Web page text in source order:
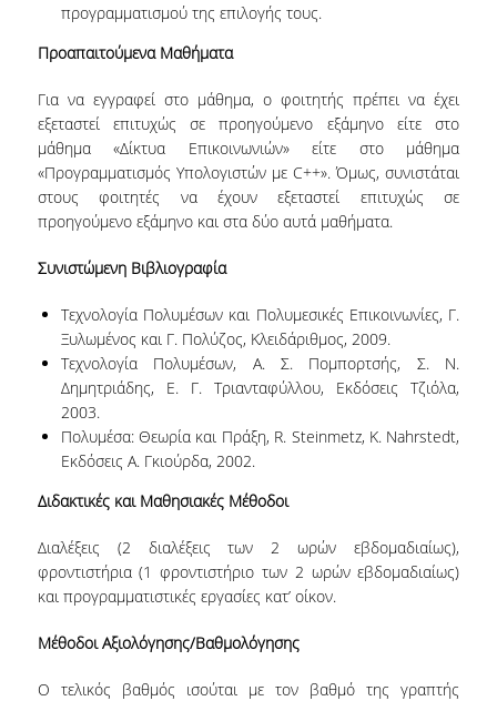
ΠΜΣ ΣΤΗΝ ΑΝΑΠΤΥΞΗ ΚΑΙ ΑΣΦΑΛΕΙΑ
ΠΛΗΡΟΦΟΡΙΑΚΩΝ ΣΥΣΤΗΜΑΤΩΝ
ΠΜΣ ΣΤΗΝ ΤΕΧΝΗΤΗ ΝΟΗΜΟΣΥΝΗ ΚΑΙ
ΕΠΙΣΤΗΜΗ ΔΕΔΟΜΕΝΩΝ
ΠΜΣ ΣΤΙΣ ΨΗΦΙΑΚΕΣ ΜΕΘΟΔΟΥΣ ΓΙΑ ΤΙΣ
ΑΝΘΡΩΠΙΣΤΙΚΕΣ ΕΠΙΣΤΗΜΕΣ
ΠΜΣ ΣΤΑ ΜΑΘΗΜΑΤΙΚΑ ΑΓΟΡΑΣ &
ΣΕΜΙΝΑΡΙΑ & ΕΚΔΗΛΩΣΕΙΣ
ΔΙΑΚΕΚΡΙΜΕΝΕΣ ΟΜΙΛΙΕΣ
ΟΡΚΟΜΩΣΙΕΣ
ΔΙΑΣΦΑΛΙΣΗ ΠΟΙΟΤΗΤΑΣ
ΠΟΛΙΤΙΚΗ ΠΟΙΟΤΗΤΑΣ
ΣΤΡΑΤΗΓΙΚΗ ΠΠΣ
ΔΕΔΟΜΕΝΑ ΠΟΙΟΤΗΤΑΣ
ΠΙΣΤΟΠΟΙΗΣΗ
προγραμματισμού της επιλογής τους.
Προαπαιτούμενα Μαθήματα
Για να εγγραφεί στο μάθημα, ο φοιτητής πρέπει να έχει
εξεταστεί επιτυχώς σε προηγούμενο εξάμηνο είτε στο
μάθημα «Δίκτυα Επικοινωνιών» είτε στο μάθημα
«Προγραμματισμός Υπολογιστών με C++». Όμως, συνιστάται
στους φοιτητές να έχουν εξεταστεί επιτυχώς σε
προηγούμενο εξάμηνο και στα δύο αυτά μαθήματα.
Συνιστώμενη Βιβλιογραφία
Τεχνολογία Πολυμέσων και Πολυμεσικές Επικοινωνίες, Γ.
Ξυλωμένος και Γ. Πολύζος, Κλειδάριθμος, 2009.
Τεχνολογία Πολυμέσων, A. Σ. Πομπορτσής, Σ. Ν.
Δημητριάδης, Ε. Γ. Τριανταφύλλου, Εκδόσεις Τζιόλα,
2003.
Πολυμέσα: Θεωρία και Πράξη, R. Steinmetz, K. Nahrstedt,
Εκδόσεις A. Γκιούρδα, 2002.
Διδακτικές και Μαθησιακές Μέθοδοι
Διαλέξεις (2 διαλέξεις των 2 ωρών εβδομαδιαίως),
φροντιστήρια (1 φροντιστήριο των 2 ωρών εβδομαδιαίως)
και προγραμματιστικές εργασίες κατ’ οίκον.
Μέθοδοι Αξιολόγησης/Βαθμολόγησης
Ο τελικός βαθμός ισούται με τον βαθμό της γραπτής